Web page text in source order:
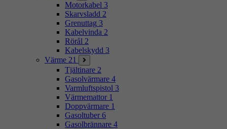
Motorkabel 3
Skarvsladd 2
Grenuttag 3
Kabelvinda 2
Rörål 2
Kabelskydd 3
Värme 21
Tjältinare 2
Gasolvärmare 4
Varmluftspistol 3
Värmemattor 1
Doppvärmare 1
Gasoltuber 6
Gasolbrännare 4